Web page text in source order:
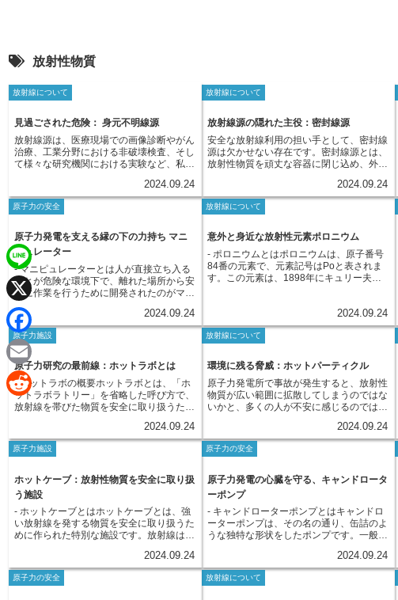
放射性物質
放射線について
見過ごされた危険： 身元不明線源
放射線源は、医療現場での画像診断やがん
治療、工業分野における非破壊検査、そし
て様々な研究機関における実験など、私た
ています。しかし、このような有用な放射
線源も、その管理体制が不十分となってし
まうと、一転して人々や環境に対する深刻
力機関（IAEA）などが特に懸念を示して
いるのが、「身元不明線源」と呼ばれる問
題です。身元不明線源とは、本来であれば
厳重に管理されているべき放射線源が、何
らかの理由でその管理体制から外れてしま
い、所在が不明になってしまったものを指
します。このような事態は、過去の紛争や
テロ行為といった社会不安の中で発生する
ことがあります。また、放射性物質の規制
がまだ十分に整備されていなかった時代に
廃棄されたものが、適切に処理されずに放
置されているケースも少なくありません。
さらに、企業や研究機関の管理不行き届き
によって放射線源が紛失したり、盗難の被
害に遭ってしまうケースも後を絶ちませ
ん。身元不明線源は、その存在自体が確認
できないため、発見が極めて困難です。そ
して、発見が遅れた場合、意図せず放射線
に被ばくしてしまう人が出てしまうかもし
渡った場合、テロなどに悪用されるリスク
も孕んでいます。このような事態を防ぐた
めに、関係機関は協力して、放射線源の厳
重な管理体制の構築、そして過去に廃棄さ
れた放射性物質の適切な処理や、身元不明
線源の捜索活動などを、より一層強化して
2024.09.24
放射線について
放射線源の隠れた主役：密封線源
安全な放射線利用の担い手として、密封線
源は欠かせない存在です。密封線源とは、
放射性物質を頑丈な容器に閉じ込め、外部
です。この容器は通常の使用状況を想定
し、厳しい試験をクリアしたものであり、
簡単には壊れることはありません。そのた
とんどありません。密封線源は、医療、工
業、農業、研究など、様々な分野で利用さ
れています。例えば、医療分野では、がん
治療に用いられる放射線治療装置に利用さ
れています。工業分野では、製品の厚さや
す。このように、密封線源は私たちの生活
の様々な場面で、安全かつ効果的に利用さ
れています。 放射線の安全性と有用性を
両立させる技術として、今後ますます重要
2024.09.24
原子力の安全
原子力発電を支える縁の下の力持ち マニ
ピュレーター
- マニピュレーターとは人が直接立ち入る
ことが危険な環境下で、離れた場所から安
全に作業を行うために開発されたのがマニ
ピュレーターです。工場などで稼働してい
る産業用ロボットアームを想像すると理解
しやすいでしょう。基本的な構造は同じで
すが、原子力発電所のマニピュレーター
は、高い放射線量が存在する環境でも問題
なく動作するように設計されている点が大
きく異なります。原子力発電所では、燃料
の交換や保守点検など、様々な作業工程に
おいて放射性物質の取り扱いが必要となり
ます。これらの作業は、人が直接行うには
非常に危険を伴うため、マニピュレーター
ーターは、人間の手のように器用で繊細な
動きを再現することができ、遠隔操作によ
に行うことができます。原子力発電所の安
全性を確保し、作業員の安全を守る上で、
マニピュレーターは必要不可欠な技術と言
えるでしょう。
2024.09.24
放射線について
意外と身近な放射性元素ポロニウム
- ポロニウムとはポロニウムは、原子番号
84番の元素で、元素記号はPoと表されま
す。この元素は、1898年にキュリー夫妻
トリウムよりもはるかに強い放射能を持つ
物質を分離することに成功し、これを新し
い元素として「ポロニウム」と名付けまし
であるポーランドにちなんで付けられまし
た。ポロニウムは、自然界ではウラン鉱石
などに極めて微量にしか存在しません。地
球の地殻全体でも、わずか100グラム程度
しか存在しないと推定されています。この
ように、ポロニウムは非常に希少な元素で
す。ポロニウムは放射性元素の一種であ
り、アルファ線を放出して崩壊していく性
質を持っています。アルファ線は、ヘリウ
ができるほど透過力は弱いという特徴があ
ります。しかし、体内に取り込まれると、
細胞に損傷を与える可能性があり注意が必
要です。ポロニウムは、その強い放射能を
利用して、人工衛星の熱源や静電気除去装
置などに利用されています。また、タバコ
の煙にも含まれており、喫煙による健康被
害の一因として挙げられています。
2024.09.24
原子力施設
原子力研究の最前線：ホットラボとは
- ホットラボの概要ホットラボとは、「ホ
ットラボラトリー」を省略した呼び方で、
放射線を帯びた物質を安全に取り扱うため
を指します。原子力研究においては、ウラ
ン燃料の核分裂によって生じる様々な元素
や、人工的に放射能を持たせた物質など、
ります。これらの物質は、人体に深刻な影
響を与える可能性があり、安全に扱うため
には、厳重な安全対策が必須となります。
そこで、ホットラボが重要な役割を果たし
ます。ホットラボでは、分厚い鉛でできた
壁や遮蔽窓、遠隔操作が可能なマニピュレ
ータ、高性能な換気システムなど、放射線
による被ばくを最小限に抑えるための様々
な工夫が凝らされています。これらの設備
により、研究者たちは安全な環境で、放射
2024.09.24
放射線について
環境に残る脅威：ホットパーティクル
原子力発電所で事故が発生すると、放射性
物質が広い範囲に拡散してしまうのではな
いかと、多くの人が不安に感じるのではな
ため、より一層不安を掻き立てます。目に
見えない脅威として、特に注意が必要なの
が「ホットパーティクル」です。ホットパ
ながら、高い放射能を持つ物質のことを指
します。髪の毛の太さと比較しても、ホッ
トパーティクルは10分の1から100分の1と
いう小ささしかありません。ホットパーテ
ィクルは、その小ささゆえに、空気中に浮
遊しやすく、風に乗って遠くまで運ばれて
しまう可能性があります。また、土壌や水
に混入しやすく、環境汚染を引き起こす原
因となります。さらに、呼吸によって体内
に取り込まれてしまうと、肺などの臓器に
2024.09.24
原子力施設
ホットケーブ：放射性物質を安全に取り扱
う施設
- ホットケーブとはホットケーブとは、強
い放射線を発する物質を安全に取り扱うた
めに作られた特別な施設です。放射線は、
ことはできません。そこで、この施設で
は、厚いコンクリートや鉛などで作られた
壁で囲まれた部屋を作り、その中で作業を
2024.09.24
原子力の安全
原子力発電の心臓を守る、キャンドロータ
ーポンプ
- キャンドローターポンプとはキャンドロ
ーターポンプは、その名の通り、缶詰のよ
うな独特な形状をしたポンプです。一般的
の回転をポンプ部に伝えることで液体を送
り出します。しかし、キャンドローターポ
ンプは、モーターの回転子とポンプの回転
2024.09.24
原子力の安全 放射線について
L
n
e
X
F
a
c
b
E
m
i
R
d